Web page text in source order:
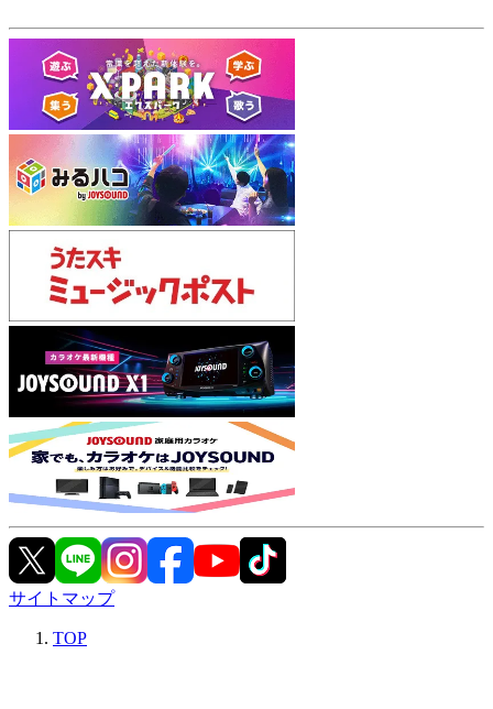
サイトマップ
TOP